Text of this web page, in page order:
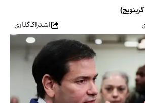
اشتراک‌گذاری